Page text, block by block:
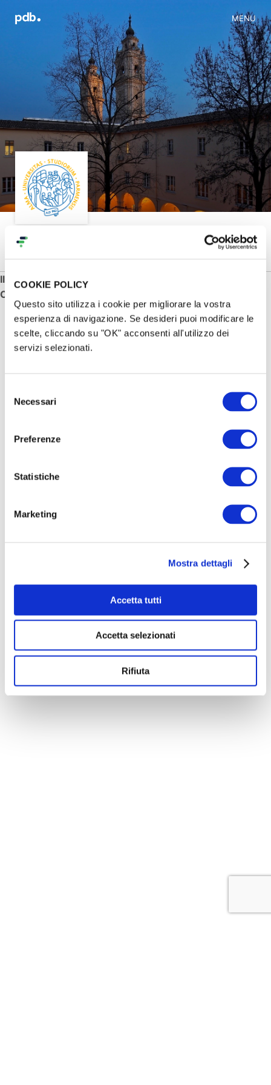
COOKIE POLICY
Questo sito utilizza i cookie per migliorare la vostra
esperienza di navigazione. Se desideri puoi modificare le
scelte, cliccando su "OK" acconsenti all'utilizzo dei
servizi selezionati.
delNecessari
Preferenze
Statistiche
Marketing
Mostra dettagli
Accetta tutti
Accetta selezionati
Rifiuta
MENU
EN
FR
Iniziativa
Il crowdfunding dell’Università di Parma
CHI SIAMO